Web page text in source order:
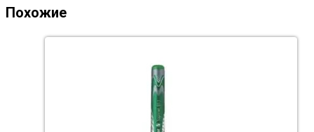
Похожие